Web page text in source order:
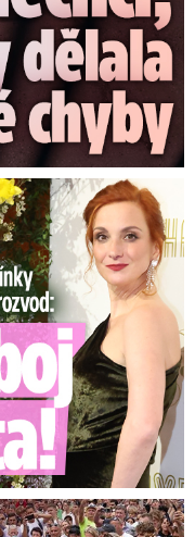
boj o dvojčata!
Reakce Cristiana!